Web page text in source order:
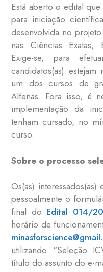
Está aberto o edital
para iniciação
desenvolvida no
nas Ciências Exatas,
Exige-se, para
candidatos(as)
um dos cursos de
Alfenas. Fora isso, é
implementação da
tenham cursado, no
curso.
Sobre o processo
Os(as)
pessoalmente o
final do Edital 014/
horário de
utilizando “Seleção
título do assunto do e-